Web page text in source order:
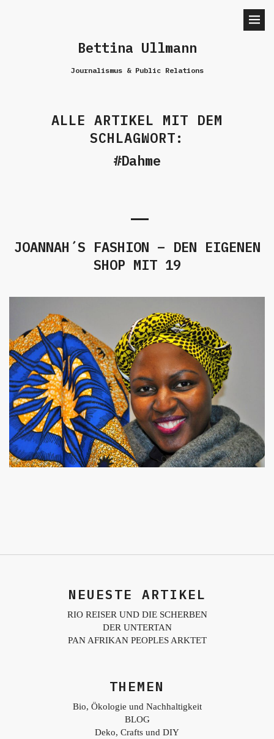
Bettina Ullmann
Journalismus & Public Relations
ALLE ARTIKEL MIT DEM
SCHLAGWORT:
Dahme
JOANNAH´S FASHION – DEN EIGENEN
SHOP MIT 19
NEUESTE ARTIKEL
RIO REISER UND DIE SCHERBEN
DER UNTERTAN
PAN AFRIKAN PEOPLES ARKTET
THEMEN
Bio, Ökologie und Nachhaltigkeit
BLOG
Deko, Crafts und DIY